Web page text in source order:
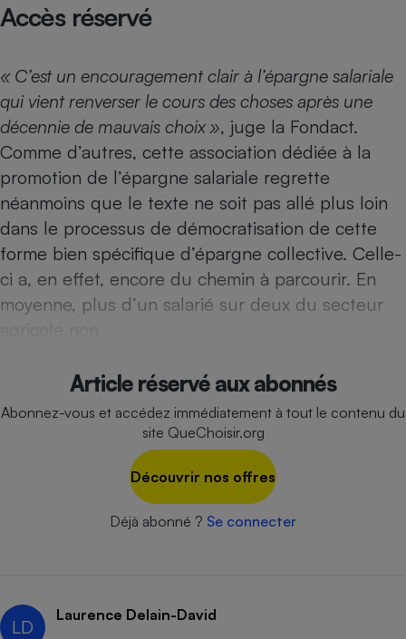
Accès réservé
« C’est un encouragement clair à l’épargne salariale
qui vient renverser le cours des choses après une
décennie de mauvais choix », juge la Fondact.
Comme d’autres, cette association dédiée à la
promotion de l’épargne salariale regrette
néanmoins que le texte ne soit pas allé plus loin
dans le processus de démocratisation de cette
forme bien spécifique d’épargne collective. Celle-
ci a, en effet, encore du chemin à parcourir. En
moyenne, plus d’un salarié sur deux du secteur
agricole non
Article réservé aux abonnés
Abonnez-vous et accédez immédiatement à tout le contenu du
site QueChoisir.org
Découvrir nos offres
Déjà abonné ? Se connecter
LD
Laurence Delain-David
Plaque de cuisson à
induction
Climatiseur -
Téléphone mobile -
Smartphone
Antivirus
Radiateur électrique
Climatiseur -